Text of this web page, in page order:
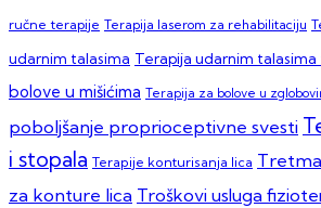
ručne terapije Terapija laserom za rehabilitaciju
udarnim talasima Terapija udarnim talasima
bolove u mišićima Terapija za bolove u
poboljšanje proprioceptivne svesti
i stopala Terapije konturisanja lica
za konture lica Troškovi usluga